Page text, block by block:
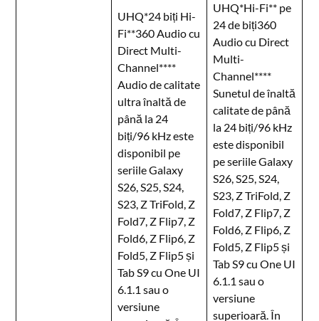
UHQ*24 biți Hi-
Fi**360 Audio cu
Direct Multi-
Channel****
Audio de calitate
ultra înaltă de
până la 24
biți/96 kHz este
disponibil pe
seriile Galaxy
S26, S25, S24,
S23, Z TriFold, Z
Fold7, Z Flip7, Z
Fold6, Z Flip6, Z
Fold5, Z Flip5 și
Tab S9 cu One UI
6.1.1 sau o
versiune
UHQ*Hi-Fi** pe
24 de biți360
Audio cu Direct
Multi-
Channel****
Sunetul de înaltă
calitate de până
la 24 biți/96 kHz
este disponibil
pe seriile Galaxy
S26, S25, S24,
S23, Z TriFold, Z
Fold7, Z Flip7, Z
Fold6, Z Flip6, Z
Fold5, Z Flip5 și
Tab S9 cu One UI
6.1.1 sau o
versiune
superioară. În